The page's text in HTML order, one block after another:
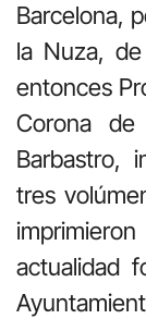
Barcelona,
la Nuza,
entonces
Corona
Barbastro,
tres
actualidad